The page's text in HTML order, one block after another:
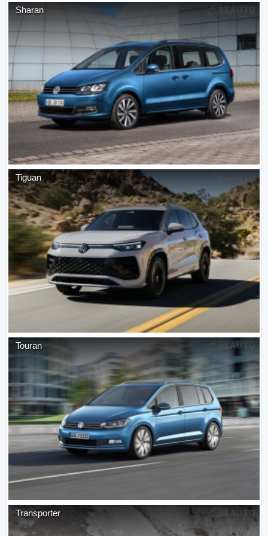
Sharan
Tiguan
Touran
Transporter